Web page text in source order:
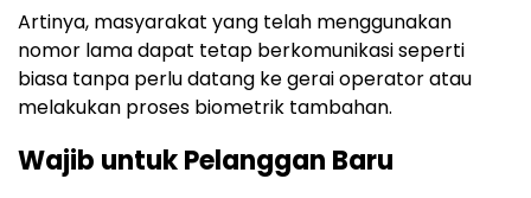
Artinya, masyarakat yang telah menggunakan
nomor lama dapat tetap berkomunikasi seperti
biasa tanpa perlu datang ke gerai operator atau
melakukan proses biometrik tambahan.
Wajib untuk Pelanggan Baru